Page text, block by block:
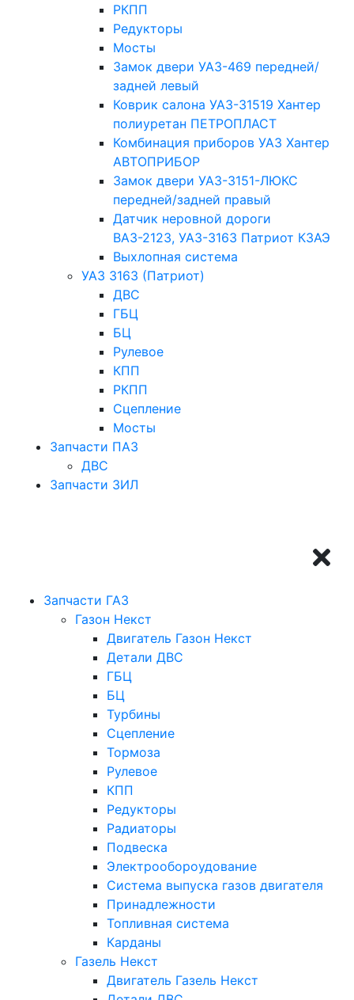
РКПП
Редукторы
Мосты
Замок двери УАЗ-469 передней/
задней левый
Коврик салона УАЗ-31519 Хантер
полиуретан ПЕТРОПЛАСТ
Комбинация приборов УАЗ Хантер
АВТОПРИБОР
Замок двери УАЗ-3151-ЛЮКС
передней/задней правый
Датчик неровной дороги
ВАЗ-2123, УАЗ-3163 Патриот КЗАЭ
Выхлопная система
УАЗ 3163 (Патриот)
ДВС
ГБЦ
БЦ
Рулевое
КПП
РКПП
Сцепление
Мосты
Запчасти ПАЗ
ДВС
Запчасти ЗИЛ
Запчасти ГАЗ
Газон Некст
Двигатель Газон Некст
Детали ДВС
ГБЦ
БЦ
Турбины
Сцепление
Тормоза
Рулевое
КПП
Редукторы
Радиаторы
Подвеска
Электрообороудование
Система выпуска газов двигателя
Принадлежности
Топливная система
Карданы
Газель Некст
Двигатель Газель Некст